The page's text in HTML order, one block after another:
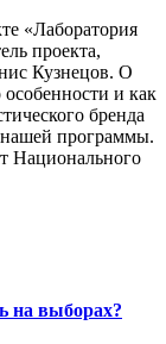
«Лаборатория
проекта,
Кузнецов. О
особенности и как
бренда
программы.
Национального
на выборах?